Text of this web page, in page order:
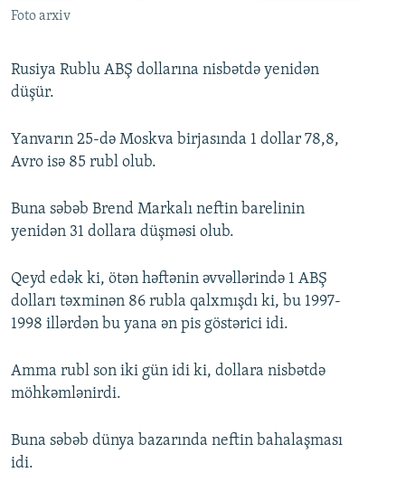
AZADLIQRADIOSU MOBIL TELEFONUNUZDA
BIZIMLƏ ƏLAQƏ
XƏBƏR BÜLLETENLƏRIMIZ
RFE/RL-in bütün saytları
Foto arxiv
Rusiya Rublu ABŞ dollarına nisbətdə yenidən
düşür.
Yanvarın 25-də Moskva birjasında 1 dollar 78,8,
Avro isə 85 rubl olub.
Buna səbəb Brend Markalı neftin barelinin
yenidən 31 dollara düşməsi olub.
Qeyd edək ki, ötən həftənin əvvəllərində 1 ABŞ
dolları təxminən 86 rubla qalxmışdı ki, bu 1997-
1998 illərdən bu yana ən pis göstərici idi.
Amma rubl son iki gün idi ki, dollara nisbətdə
möhkəmlənirdi.
Buna səbəb dünya bazarında neftin bahalaşması
idi.